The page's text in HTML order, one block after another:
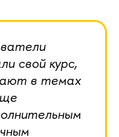
свой курс,
в темах